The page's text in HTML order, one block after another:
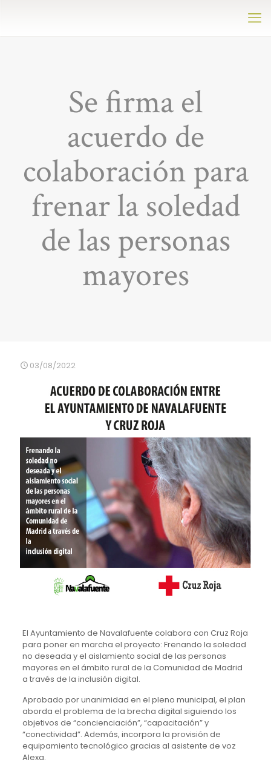
Se firma el
acuerdo de
colaboración para
frenar la soledad
de las personas
mayores
03/08/2022
El Ayuntamiento de Navalafuente colabora con Cruz Roja
para poner en marcha el proyecto: Frenando la soledad
no deseada y el aislamiento social de las personas
mayores en el ámbito rural de la Comunidad de Madrid
a través de la inclusión digital.
Aprobado por unanimidad en el pleno municipal, el plan
aborda el problema de la brecha digital siguiendo los
objetivos de “concienciación”, “capacitación” y
“conectividad”. Además, incorpora la provisión de
equipamiento tecnológico gracias al asistente de voz
Alexa.